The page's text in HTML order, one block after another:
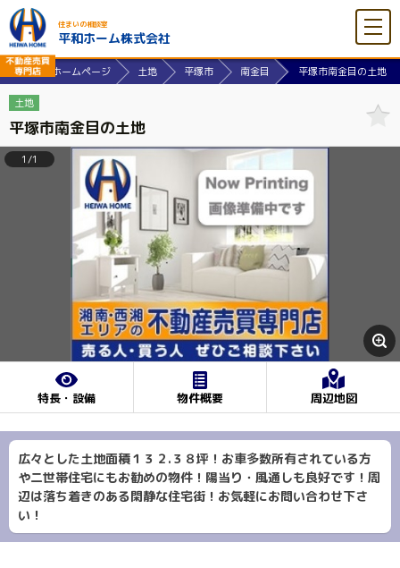
住まいの相談室
平和ホーム株式会社
株式会社ホームページ 土地 平塚市 南金目 平塚市南金目の土地
土地
平塚市南金目の土地
1/1
特長・設備 物件概要 周辺地図
広々とした土地面積１３２.３８坪！お車多数所有されている方
や二世帯住宅にもお勧めの物件！陽当り・風通しも良好です！周
辺は落ち着きのある閑静な住宅街！お気軽にお問い合わせ下さ
い！